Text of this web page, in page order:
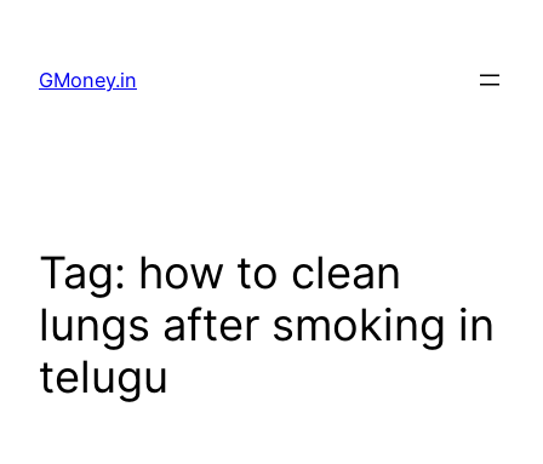
GMoney.in
Tag: how to clean
lungs after smoking in
telugu